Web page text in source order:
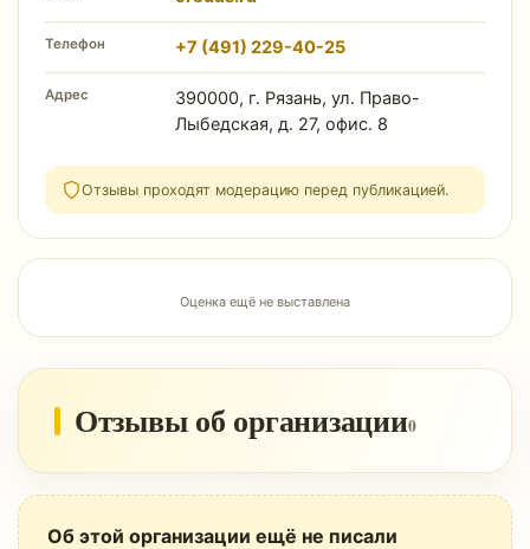
Телефон +7 (491) 229-40-25
Адрес
390000, г. Рязань, ул. Право-
Лыбедская, д. 27, офис. 8
Отзывы проходят модерацию перед публикацией.
Оценка ещё не выставлена
Отзывы об организации0
Об этой организации ещё не писали